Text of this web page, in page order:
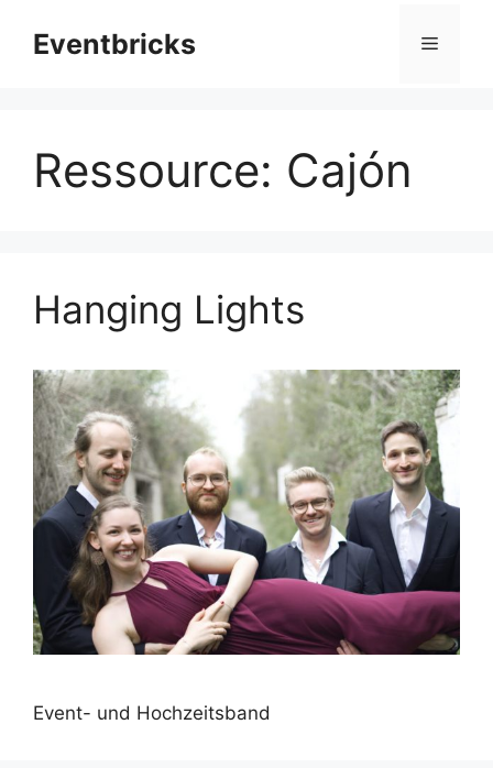
InhaltEventbricks Menü
Ressource: Cajón
Hanging Lights
Event- und Hochzeitsband